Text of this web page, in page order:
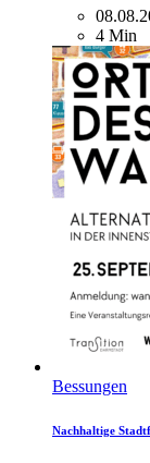
4 Min
Bessungen
Nachhaltige